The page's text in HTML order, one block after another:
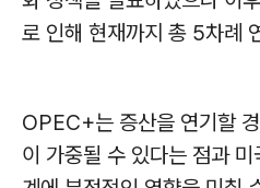
로 인해 현재까지 총 5차례
OPEC+는 증산을 연기할
이 가중될 수 있다는 점과